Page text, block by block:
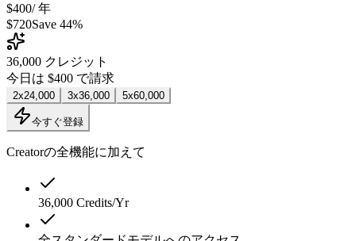
$400/ 年
$720Save 44%
36,000 クレジット
今日は $400 で請求
2x24,000 3x36,000 5x60,000
今すぐ登録
Creatorの全機能に加えて
36,000 Credits/Yr